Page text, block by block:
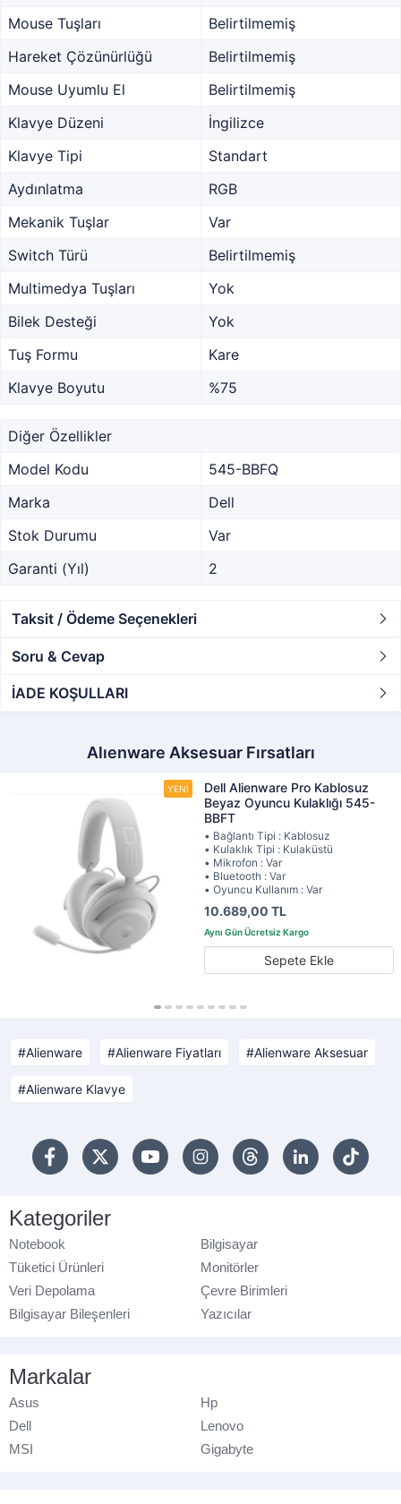
Mouse Tuşları
Belirtilmemiş
Hareket Çözünürlüğü
Belirtilmemiş
Mouse Uyumlu El
Belirtilmemiş
Klavye Düzeni
İngilizce
Klavye Tipi
Standart
Aydınlatma
RGB
Mekanik Tuşlar
Var
Switch Türü
Belirtilmemiş
Multimedya Tuşları
Yok
Bilek Desteği
Yok
Tuş Formu
Kare
Klavye Boyutu
%75
Diğer Özellikler
Model Kodu
545-BBFQ
Marka
Dell
Stok Durumu
Var
Garanti (Yıl)
2
Taksit / Ödeme Seçenekleri
Soru & Cevap
İADE KOŞULLARI
Alıenware Aksesuar Fırsatları
Dell Alienware Pro Kablosuz
Beyaz Oyuncu Kulaklığı 545-
BBFT
• Bağlantı Tipi : Kablosuz
• Kulaklık Tipi : Kulaküstü
• Mikrofon : Var
• Bluetooth : Var
• Oyuncu Kullanım : Var
10.689,00 TL
Sepete Ekle
Alienware Alienware Fiyatları Alienware Aksesuar
Alienware Klavye
Kategoriler
Notebook
Bilgisayar
Tüketici Ürünleri
Monitörler
Veri Depolama
Çevre Birimleri
Bilgisayar Bileşenleri
Yazıcılar
Markalar
Asus
Hp
Dell
Lenovo
MSI
Gigabyte